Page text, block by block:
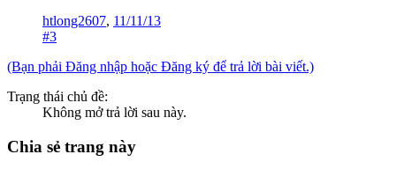
htlong2607, 11/11/13
#3
(Bạn phải Đăng nhập hoặc Đăng ký để trả lời bài viết.)
Trạng thái chủ đề:
Không mở trả lời sau này.
Chia sẻ trang này